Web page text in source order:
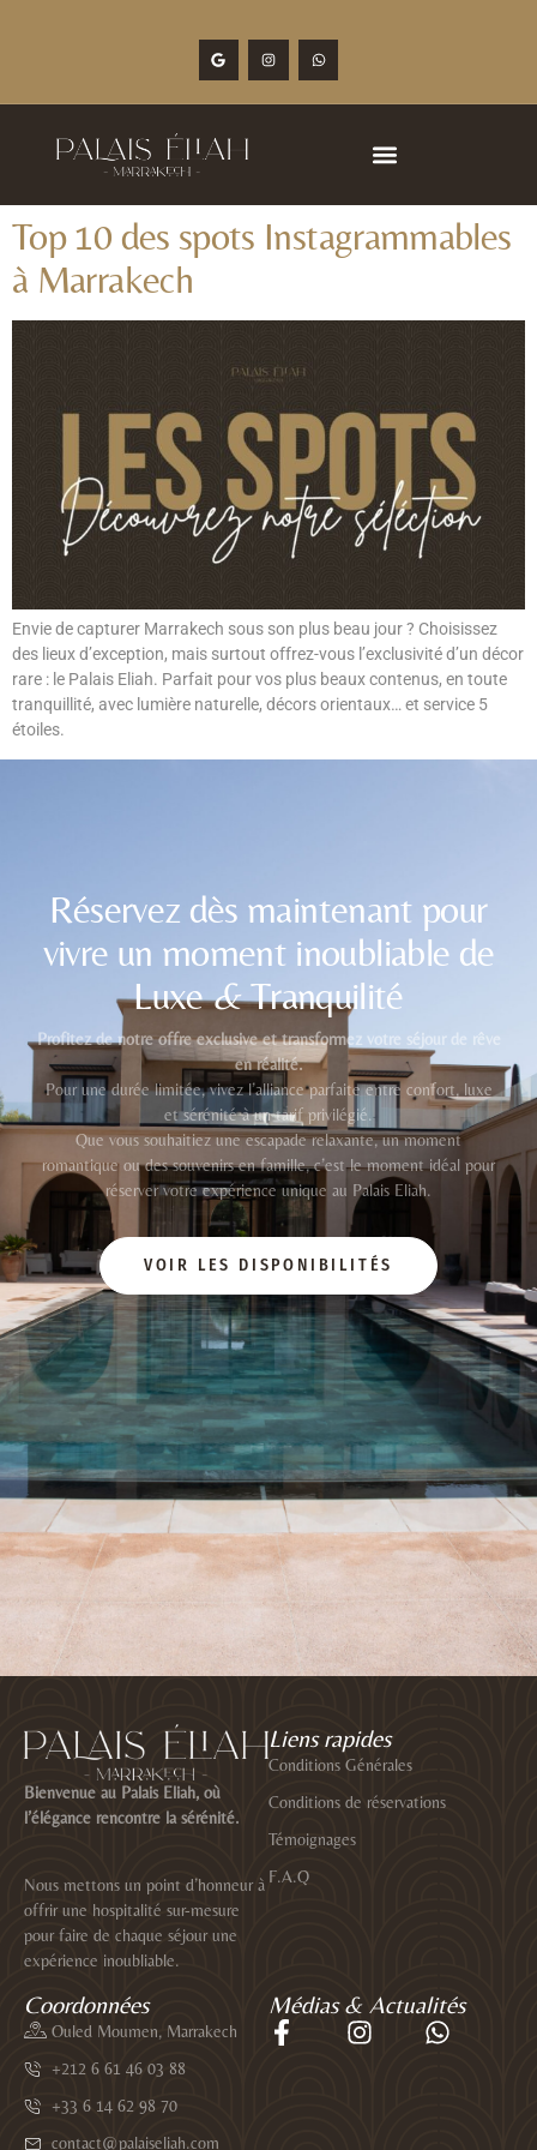
Top 10 des spots Instagrammables
à Marrakech
Envie de capturer Marrakech sous son plus beau jour ? Choisissez
des lieux d’exception, mais surtout offrez-vous l’exclusivité d’un décor
rare : le Palais Eliah. Parfait pour vos plus beaux contenus, en toute
tranquillité, avec lumière naturelle, décors orientaux… et service 5
étoiles.
Réservez dès maintenant pour
vivre un moment inoubliable de
Luxe&Tranquilité
Profitez de notre offre exclusive et transformez votre séjour de rêve
en réalité.
Pour une durée limitée, vivez l’alliance parfaite entre confort, luxe
et sérénité à un tarif privilégié.
Que vous souhaitiez une escapade relaxante, un moment
romantique ou des souvenirs en famille, c’est le moment idéal pour
réserver votre expérience unique au Palais Eliah.
VOIR LES DISPONIBILITÉS
Bienvenue au Palais Eliah, où
l’élégance rencontre la sérénité.
Nous mettons un point d’honneur à
offrir une hospitalité sur-mesure
pour faire de chaque séjour une
expérience inoubliable.
Liens rapides
Conditions Générales
Conditions de réservations
Témoignages
F.A.Q
Coordonnées
Ouled Moumen, Marrakech
+212 6 61 46 03 88
+33 6 14 62 98 70
contact@palaiseliah.com
Médias & Actualités